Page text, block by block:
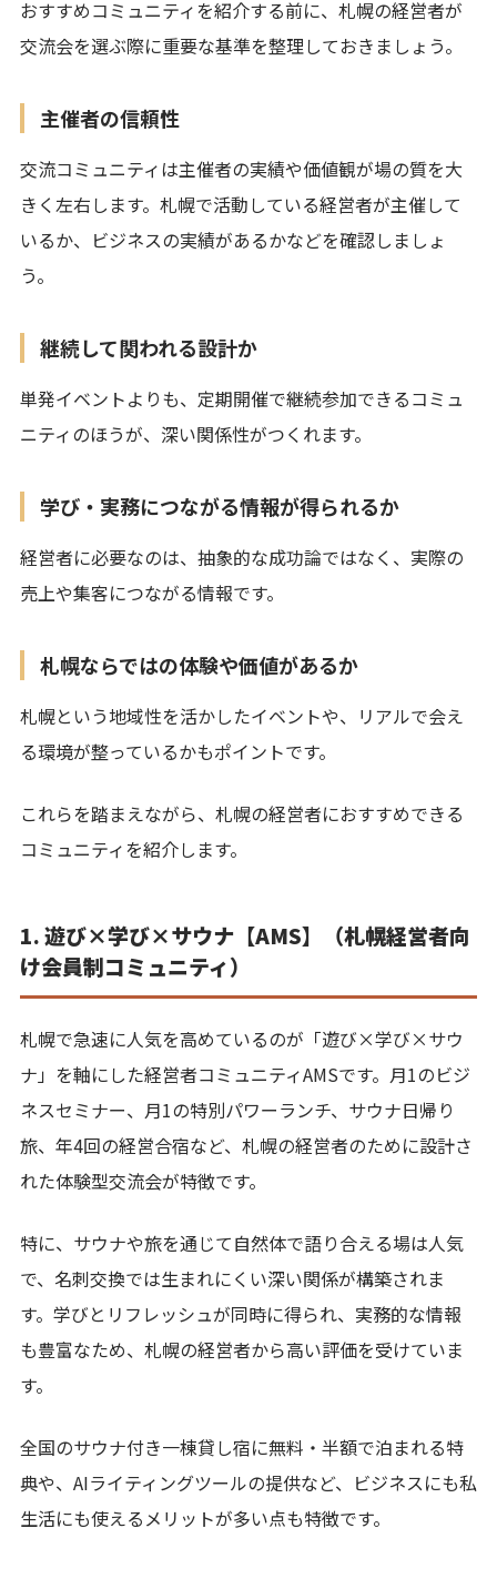
おすすめコミュニティを紹介する前に、札幌の経営者が
交流会を選ぶ際に重要な基準を整理しておきましょう。
主催者の信頼性
交流コミュニティは主催者の実績や価値観が場の質を大
きく左右します。札幌で活動している経営者が主催して
いるか、ビジネスの実績があるかなどを確認しましょ
う。
継続して関われる設計か
単発イベントよりも、定期開催で継続参加できるコミュ
ニティのほうが、深い関係性がつくれます。
学び・実務につながる情報が得られるか
経営者に必要なのは、抽象的な成功論ではなく、実際の
売上や集客につながる情報です。
札幌ならではの体験や価値があるか
札幌という地域性を活かしたイベントや、リアルで会え
る環境が整っているかもポイントです。
これらを踏まえながら、札幌の経営者におすすめできる
コミュニティを紹介します。
1. 遊び×学び×サウナ【AMS】（札幌経営者向
け会員制コミュニティ）
札幌で急速に人気を高めているのが「遊び×学び×サウ
ナ」を軸にした経営者コミュニティAMSです。月1のビジ
ネスセミナー、月1の特別パワーランチ、サウナ日帰り
旅、年4回の経営合宿など、札幌の経営者のために設計さ
れた体験型交流会が特徴です。
特に、サウナや旅を通じて自然体で語り合える場は人気
で、名刺交換では生まれにくい深い関係が構築されま
す。学びとリフレッシュが同時に得られ、実務的な情報
も豊富なため、札幌の経営者から高い評価を受けていま
す。
全国のサウナ付き一棟貸し宿に無料・半額で泊まれる特
典や、AIライティングツールの提供など、ビジネスにも私
生活にも使えるメリットが多い点も特徴です。